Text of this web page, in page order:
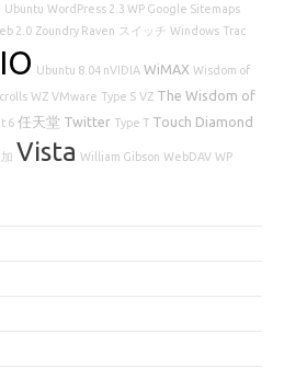
Ubuntu WordPress 2.3 WP Google Sitemaps
2.0 Zoundry Raven スイッチ Windows Trac
Ubuntu 8.04 nVIDIA WiMAX Wisdom of
WZ VMware Type S VZ The Wisdom of
6 任天堂 Twitter Type T Touch Diamond
Vista William Gibson WebDAV WP